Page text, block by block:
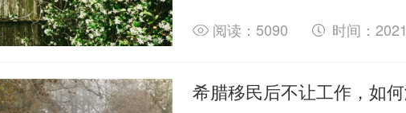
阅读：5090 时间：